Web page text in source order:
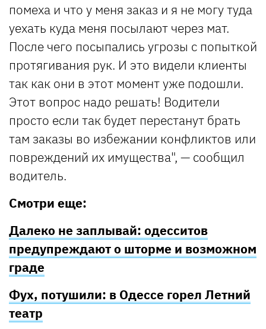
помеха и что у меня заказ и я не могу туда
уехать куда меня посылают через мат.
После чего посыпались угрозы с попыткой
протягивания рук. И это видели клиенты
так как они в этот момент уже подошли.
Этот вопрос надо решать! Водители
просто если так будет перестанут брать
там заказы во избежании конфликтов или
повреждений их имущества", — сообщил
водитель.
Смотри еще:
Далеко не заплывай: одесситов
предупреждают о шторме и возможном
граде
Фух, потушили: в Одессе горел Летний
театр